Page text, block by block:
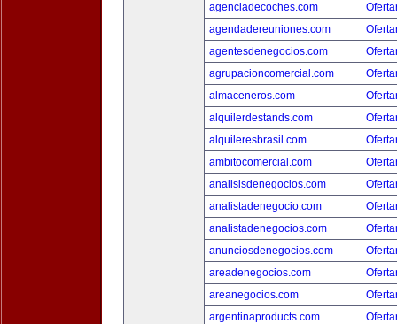
agenciadecoches.com
agendadereuniones.com
agentesdenegocios.com
agrupacioncomercial.com
almaceneros.com
alquilerdestands.com
alquileresbrasil.com
ambitocomercial.com
analisisdenegocios.com
analistadenegocio.com
analistadenegocios.com
anunciosdenegocios.com
areadenegocios.com
areanegocios.com
argentinaproducts.com